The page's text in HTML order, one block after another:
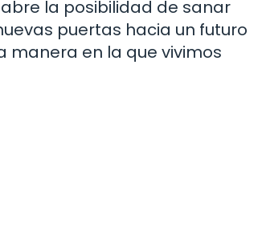
la posibilidad de sanar
puertas hacia un futuro
manera en la que vivimos